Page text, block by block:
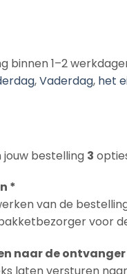
binnen 1–2
,Vaderdag, het
bestelling 3
*
van de
voor
naar de